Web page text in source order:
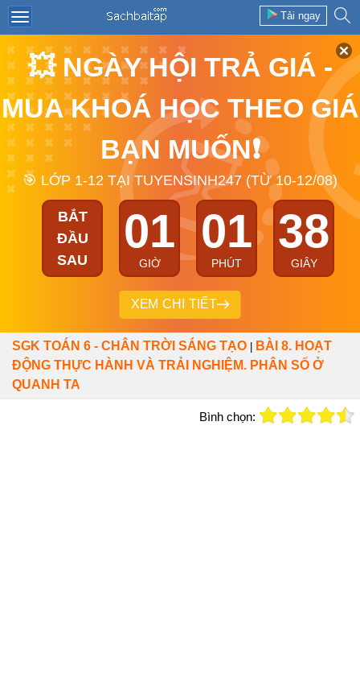
Tải ngay
💥 NGÀY HỘI TRẢ GIÁ -
MUA KHOÁ HỌC THEO GIÁ
BẠN MUỐN❗
🎯 LỚP 1-12 TẠI TUYENSINH247 (TỪ 10-12/08)
BẮT
ĐẦU
SAU
01
GIỜ
01
PHÚT
38
GIÂY
XEM CHI TIẾT
SGK TOÁN 6 - CHÂN TRỜI SÁNG TẠO
BÀI 8. HOẠT
ĐỘNG THỰC HÀNH VÀ TRẢI NGHIỆM. PHÂN SỐ Ở
QUANH TA
Bình chọn: